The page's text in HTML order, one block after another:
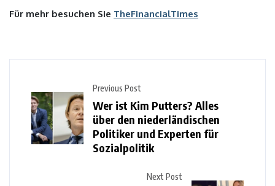
Für mehr besuchen Sie TheFinancialTimes
Previous Post
Wer ist Kim Putters? Alles
über den niederländischen
Politiker und Experten für
Sozialpolitik
Next Post